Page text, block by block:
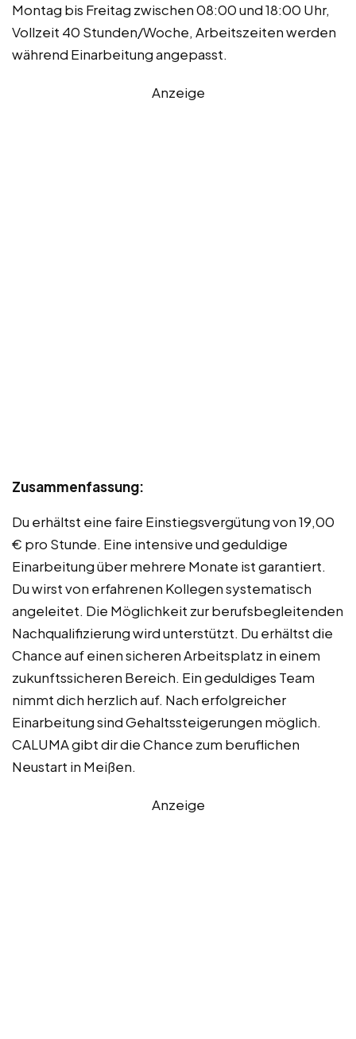
Montag bis Freitag zwischen 08:00 und 18:00 Uhr,
Vollzeit 40 Stunden/Woche, Arbeitszeiten werden
während Einarbeitung angepasst.
Anzeige
Zusammenfassung:
Du erhältst eine faire Einstiegsvergütung von 19,00
€ pro Stunde. Eine intensive und geduldige
Einarbeitung über mehrere Monate ist garantiert.
Du wirst von erfahrenen Kollegen systematisch
angeleitet. Die Möglichkeit zur berufsbegleitenden
Nachqualifizierung wird unterstützt. Du erhältst die
Chance auf einen sicheren Arbeitsplatz in einem
zukunftssicheren Bereich. Ein geduldiges Team
nimmt dich herzlich auf. Nach erfolgreicher
Einarbeitung sind Gehaltssteigerungen möglich.
CALUMA gibt dir die Chance zum beruflichen
Neustart in Meißen.
Anzeige